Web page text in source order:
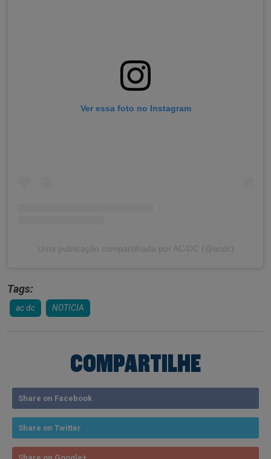
Ver essa foto no Instagram
Uma publicação compartilhada por AC/DC (@acdc)
Tags:
ac dc NOTICIA
COMPARTILHE
Share on Facebook
Share on Twitter